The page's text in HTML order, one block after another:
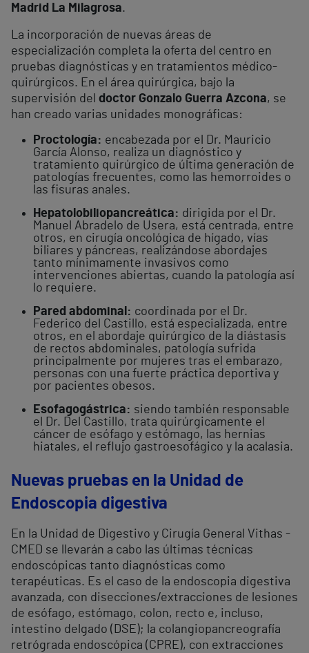
Madrid La Milagrosa.
La incorporación de nuevas áreas de
especialización completa la oferta del centro en
pruebas diagnósticas y en tratamientos médico-
quirúrgicos. En el área quirúrgica, bajo la
supervisión del doctor Gonzalo Guerra Azcona, se
han creado varias unidades monográficas:
Proctología: encabezada por el Dr. Mauricio
García Alonso, realiza un diagnóstico y
tratamiento quirúrgico de última generación de
patologías frecuentes, como las hemorroides o
las fisuras anales.
Hepatolobiliopancreática: dirigida por el Dr.
Manuel Abradelo de Usera, está centrada, entre
otros, en cirugía oncológica de hígado, vías
biliares y páncreas, realizándose abordajes
tanto mínimamente invasivos como
intervenciones abiertas, cuando la patología así
lo requiere.
Pared abdominal: coordinada por el Dr.
Federico del Castillo, está especializada, entre
otros, en el abordaje quirúrgico de la diástasis
de rectos abdominales, patología sufrida
principalmente por mujeres tras el embarazo,
personas con una fuerte práctica deportiva y
por pacientes obesos.
Esofagogástrica: siendo también responsable
el Dr. Del Castillo, trata quirúrgicamente el
cáncer de esófago y estómago, las hernias
hiatales, el reflujo gastroesofágico y la acalasia.
Nuevas pruebas en la Unidad de
Endoscopia digestiva
En la Unidad de Digestivo y Cirugía General Vithas -
CMED se llevarán a cabo las últimas técnicas
endoscópicas tanto diagnósticas como
terapéuticas. Es el caso de la endoscopia digestiva
avanzada, con disecciones/extracciones de lesiones
de esófago, estómago, colon, recto e, incluso,
intestino delgado (DSE); la colangiopancreografía
retrógrada endoscópica (CPRE), con extracciones